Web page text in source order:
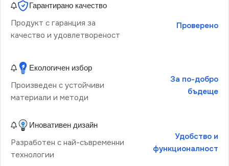
Гарантирано качество
Продукт с гаранция за
качество и удовлетвореност
Проверено
Екологичен избор
Произведен с устойчиви
материали и методи
За по-добро
бъдеще
Иновативен дизайн
Разработен с най-съвременни
технологии
Удобство и
функционалност